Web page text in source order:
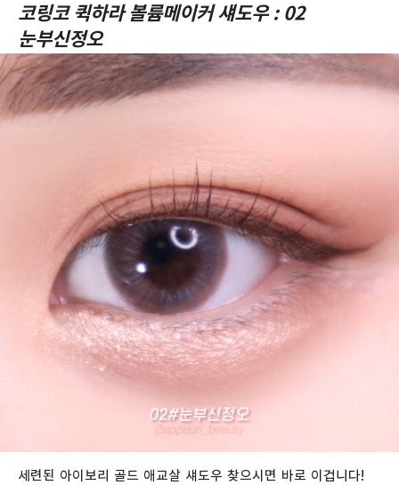
코링코 퀵하라 볼륨메이커 섀도우 : 02
눈부신정오
세련된 아이보리 골드 애교살 섀도우 찾으시면 바로 이겁니다!